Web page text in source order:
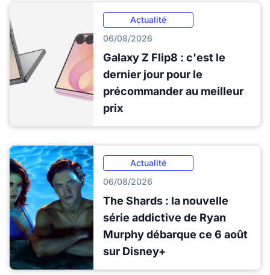
Actualité
06/08/2026
Galaxy Z Flip8 : c'est le
dernier jour pour le
précommander au meilleur
prix
Actualité
06/08/2026
The Shards : la nouvelle
série addictive de Ryan
Murphy débarque ce 6 août
sur Disney+